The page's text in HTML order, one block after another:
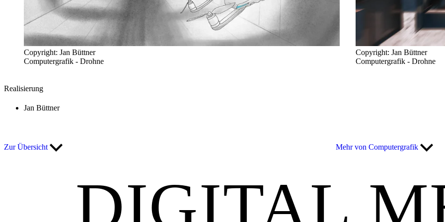
Copyright: Jan Büttner
Computergrafik - Drohne
Copyright: Jan Büttner
Computergrafik - Drohne
Realisierung
Jan Büttner
Zur Übersicht Mehr von Computergrafik
DIGITAL